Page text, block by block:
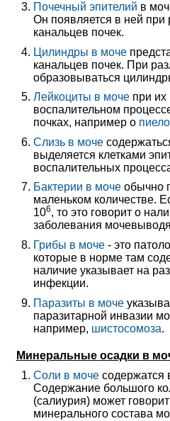
Почечный эпителий в
Он появляется в ней
канальцев почек.
Цилиндры в моче
канальцев почек. При
образовываться
Лейкоциты в мочепри их
воспалительном
почках, например о
Слизь в моче
выделяется клетками
воспалительных
Бактерии в мочеобычно
маленьком количестве.
106, то это говорит о
заболевания
Грибы в моче- это
которые в норме там
наличие указывает на
инфекции.
Паразиты в моче
паразитарной инвазии
например, шистосомоза.
Минеральные осадки в
Соли в мочесодержатся
Содержание большого
(салиурия) может
минерального состава